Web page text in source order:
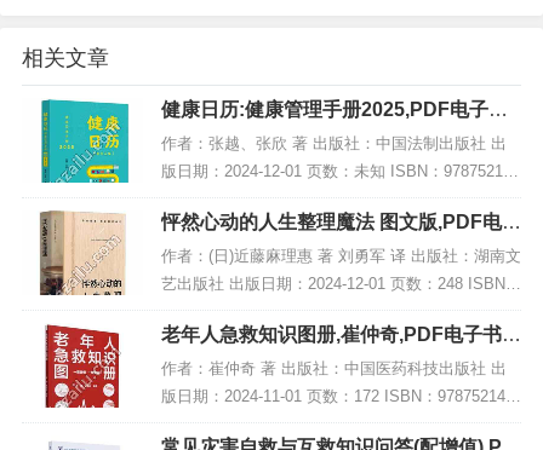
相关文章
健康日历:健康管理手册2025,PDF电子书
网盘下载
作者：张越、张欣 著 出版社：中国法制出版社 出
版日期：2024-12-01 页数：未知 ISBN：978752164
8119 电子书大小：248MB [高清扫描版PDF格式] 内
容简介 依...
怦然心动的人生整理魔法 图文版,PDF电子
书网盘下载
作者：(日)近藤麻理惠 著 刘勇军 译 出版社：湖南文
艺出版社 出版日期：2024-12-01 页数：248 ISBN：
9787572621147 电子书大小：199MB [高清扫描版P
DF格式...
老年人急救知识图册,崔仲奇,PDF电子书下
载,网盘资源
作者：崔仲奇 著 出版社：中国医药科技出版社 出
版日期：2024-11-01 页数：172 ISBN：978752143
3746 电子书大小：225MB [高清扫描版PDF格式] 内